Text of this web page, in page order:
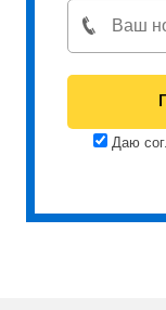
Даю